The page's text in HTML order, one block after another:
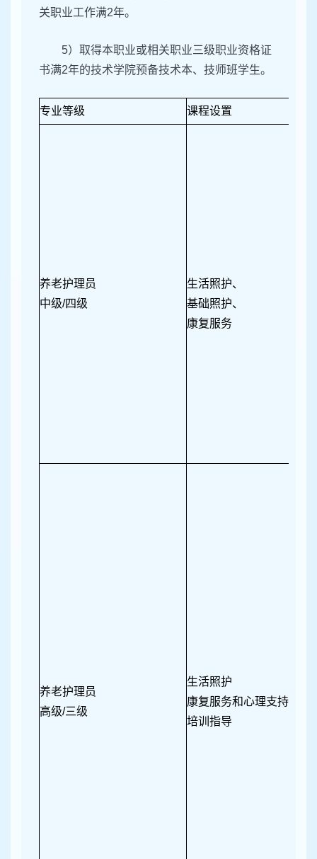
关职业工作满2年。
5）取得本职业或相关职业三级职业资格证
书满2年的技术学院预备技术本、技师班学生。
专业等级 课程设置
养老护理员
中级/四级
生活照护、
基础照护、
康复服务
养老护理员
高级/三级
生活照护
康复服务和心理支持
培训指导